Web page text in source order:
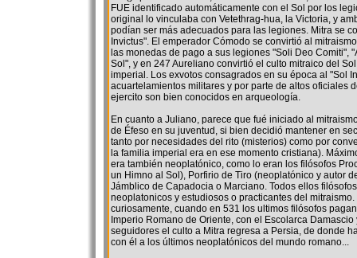
FUE identificado automáticamente con el Sol por los
original lo vinculaba con Vetethrag-hua, la Victoria, y
podían ser más adecuados para las legiones. Mitra se
Invictus". El emperador Cómodo se convirtió al
las monedas de pago a sus legiones "Soli Deo Comiti",
Sol", y en 247 Aureliano convirtió el culto mitraico del
imperial. Los exvotos consagrados en su época al "Sol
acuartelamientos militares y por parte de altos oficiales
ejercito son bien conocidos en arqueología.
En cuanto a Juliano, parece que fué iniciado al
de Éfeso en su juventud, si bien decidió mantener en
tanto por necesidades del rito (misterios) como por
la familia imperial era en ese momento cristiana).
era también neoplatónico, como lo eran los filósofos
un Himno al Sol), Porfirio de Tiro (neoplatónico y autor
Jámblico de Capadocia o Marciano. Todos ellos
neoplatonicos y estudiosos o practicantes del
curiosamente, cuando en 531 los ultimos filósofos
Imperio Romano de Oriente, con el Escolarca Damascio
seguidores el culto a Mitra regresa a Persia, de donde
con él a los últimos neoplatónicos del mundo romano...